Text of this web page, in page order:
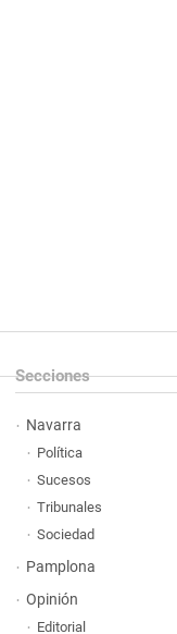
Secciones
Navarra
Política
Sucesos
Tribunales
Sociedad
Pamplona
Opinión
Editorial